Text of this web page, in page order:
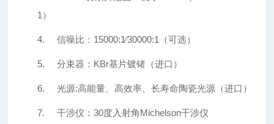
1 ）
4. 信噪比： 15000:1∕30000:1 （可选）
5. 分束器： KBr基片镀锗（进口）
6. 光源:高能量、高效率、长寿命陶瓷光源（进口）
7. 干涉仪：30度入射角Michelson干涉仪